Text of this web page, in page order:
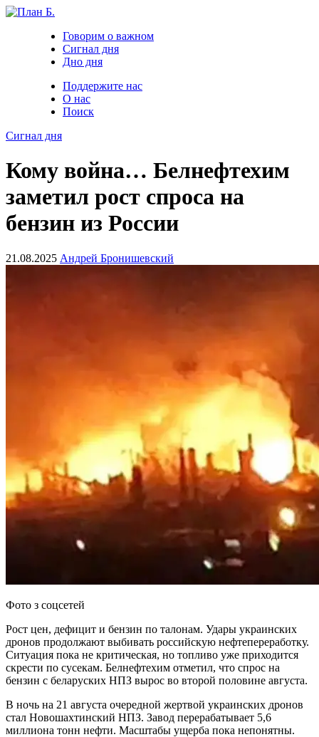
Говорим о важном
Сигнал дня
Дно дня
Поддержите нас
О нас
Поиск
Сигнал дня
Кому война… Белнефтехим
заметил рост спроса на
бензин из России
21.08.2025 Андрей Бронишевский
Фото з соцсетей
Рост цен, дефицит и бензин по талонам. Удары украинских
дронов продолжают выбивать российскую нефтепереработку.
Ситуация пока не критическая, но топливо уже приходится
скрести по сусекам. Белнефтехим отметил, что спрос на
бензин с беларуских НПЗ вырос во второй половине августа.
В ночь на 21 августа очередной жертвой украинских дронов
стал Новошахтинский НПЗ. Завод перерабатывает 5,6
миллиона тонн нефти. Масштабы ущерба пока непонятны.